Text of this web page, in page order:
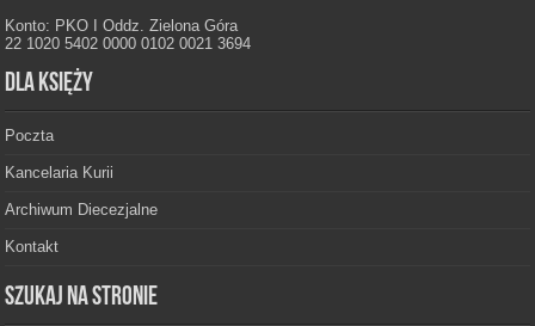
Konto: PKO I Oddz. Zielona Góra
22 1020 5402 0000 0102 0021 3694
Dla księży
Poczta
Kancelaria Kurii
Archiwum Diecezjalne
Kontakt
Szukaj na stronie